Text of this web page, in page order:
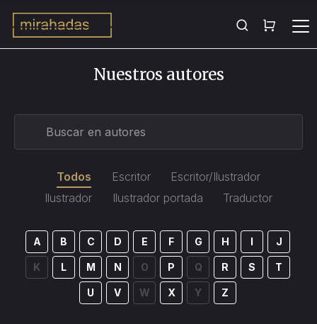
Nuestros autores
Todos Escritor
Escritor/Ilustrador
Ilustrador
Ilustrador portada Traductor
A B C D E F G H I J
K L M N O P Q R S T
U V W X Y Z